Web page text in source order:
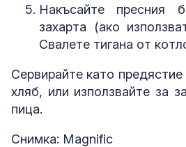
Накъсайте пресния
захарта (ако
Свалете тигана от
Сервирайте като предястие
хляб, или използвайте за
пица.
Снимка: Magnific